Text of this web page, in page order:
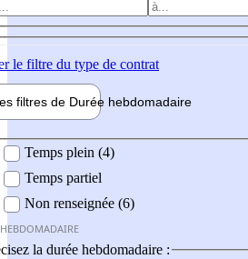
le filtre du type de contrat
filtres de Durée hebdomadaire
Temps plein (4)
Temps partiel
Non renseignée (6)
la durée hebdomadaire :